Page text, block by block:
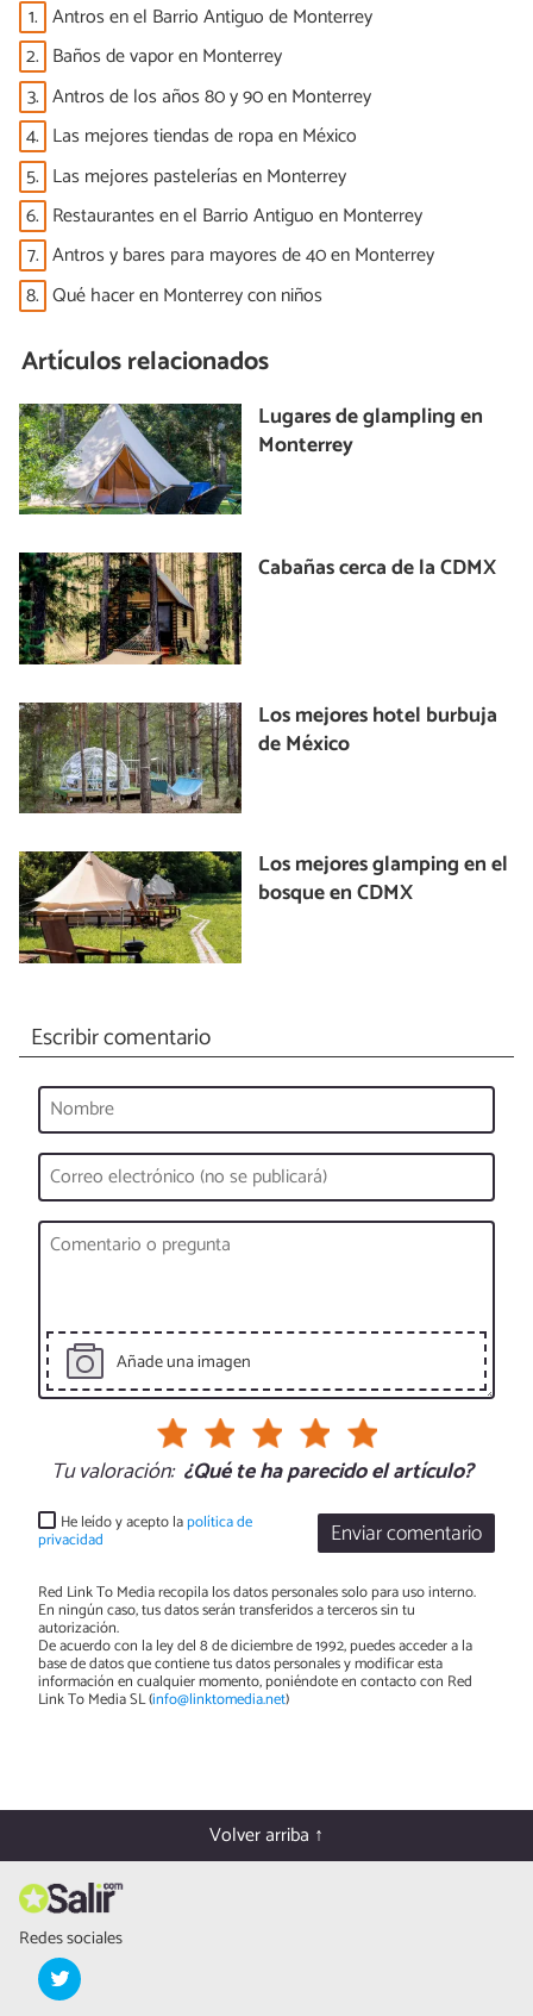
1. Antros en el Barrio Antiguo de Monterrey
2. Baños de vapor en Monterrey
3. Antros de los años 80 y 90 en Monterrey
4. Las mejores tiendas de ropa en México
5. Las mejores pastelerías en Monterrey
6. Restaurantes en el Barrio Antiguo en Monterrey
7. Antros y bares para mayores de 40 en Monterrey
8. Qué hacer en Monterrey con niños
Artículos relacionados
Lugares de glampling en
Monterrey
Cabañas cerca de la CDMX
Los mejores hotel burbuja
de México
Los mejores glamping en el
bosque en CDMX
Escribir comentario
Añade una imagen
Tu valoración: ¿Qué te ha parecido el artículo?
Enviar comentario
He leído y acepto lapolítica de
privacidad
Red Link To Media recopila los datos personales solo para uso interno.
En ningún caso, tus datos serán transferidos a terceros sin tu
autorización.
De acuerdo con la ley del 8 de diciembre de 1992, puedes acceder a la
base de datos que contiene tus datos personales y modificar esta
información en cualquier momento, poniéndote en contacto con Red
Link To Media SL (info@linktomedia.net)
Volver arriba ↑
Redes sociales